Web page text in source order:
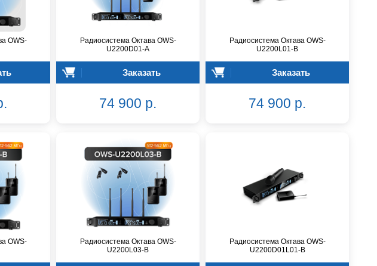
OWS-
Радиосистема Октава OWS-
U2200D01-A
Заказать
74 900 р.
Радиосистема Октава OWS-
U2200L01-B
Заказать
74 900 р.
OWS-
Радиосистема Октава OWS-
U2200L03-B
Радиосистема Октава OWS-
U2200D01L01-B